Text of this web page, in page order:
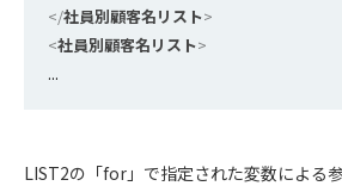
</社員別顧客名リスト>
<社員別顧客名リスト>
LIST2の「for」で指定された変数による